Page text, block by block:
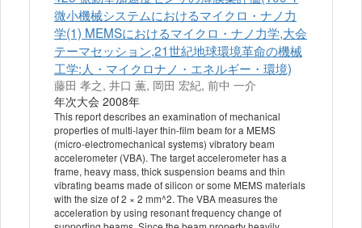
微小機械システムにおけるマイクロ・ナノ力
学(1) MEMSにおけるマイクロ・ナノ力学,大会
テーマセッション,21世紀地球環境革命の機械
工学:人・マイクロナノ・エネルギー・環境)
藤田 孝之, 井口 薫, 岡田 宏紀, 前中 一介
年次大会 2008年
This report describes an examination of mechanical
properties of multi-layer thin-film beam for a MEMS
(micro-electromechanical systems) vibratory beam
accelerometer (VBA). The target accelerometer has a
frame, heavy mass, thick suspension beams and thin
vibrating beams made of silicon or some MEMS materials
with the size of 2 × 2 mm^2. The VBA measures the
acceleration by using resonant frequency change of